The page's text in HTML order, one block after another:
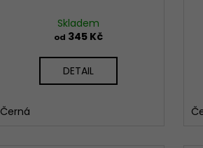
Skladem
od 345 Kč
DETAIL
Černá